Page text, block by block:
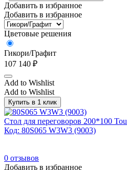
Добавить в избранное
Добавить в избранное
Цветовые решения
Гикори/Графит
107 140 ₽
Add to Wishlist
Add to Wishlist
Купить в 1 клик
Стол для переговоров 200*100
Код: 80S065 W3W3 (9003)
0 отзывов
Добавить в избранное